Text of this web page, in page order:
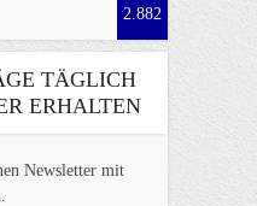
2.882
TÄGLICH
ERHALTEN
Newsletter mit